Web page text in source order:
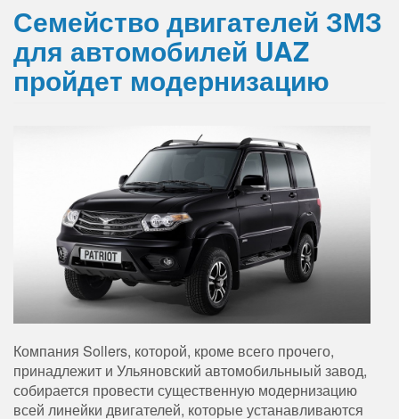
Семейство двигателей ЗМЗ
для автомобилей UAZ
пройдет модернизацию
Компания Sollers, которой, кроме всего прочего,
принадлежит и Ульяновский автомобильныый завод,
собирается провести существенную модернизацию
всей линейки двигателей, которые устанавливаются